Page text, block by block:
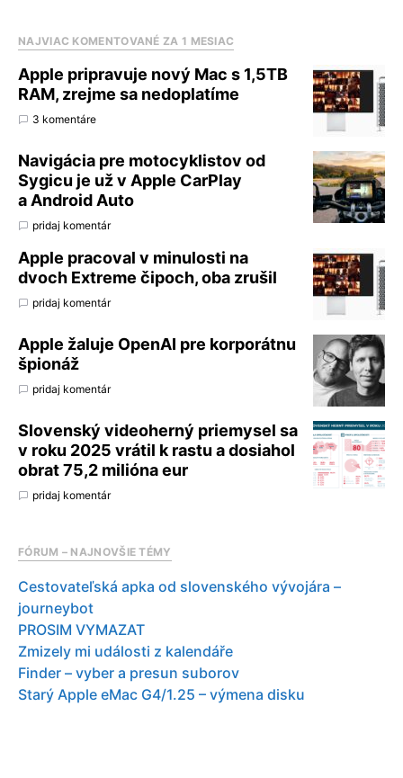
NAJVIAC KOMENTOVANÉ ZA 1 MESIAC
Apple pripravuje nový Mac s 1,5TB
RAM, zrejme sa nedoplatíme
3 komentáre
Navigácia pre motocyklistov od
Sygicu je už v Apple CarPlay
a Android Auto
pridaj komentár
Apple pracoval v minulosti na
dvoch Extreme čipoch, oba zrušil
pridaj komentár
Apple žaluje OpenAI pre korporátnu
špionáž
pridaj komentár
Slovenský videoherný priemysel sa
v roku 2025 vrátil k rastu a dosiahol
obrat 75,2 milióna eur
pridaj komentár
FÓRUM – NAJNOVŠIE TÉMY
Cestovateľská apka od slovenského vývojára –
journeybot
PROSIM VYMAZAT
Zmizely mi události z kalendáře
Finder – vyber a presun suborov
Starý Apple eMac G4/1.25 – výmena disku